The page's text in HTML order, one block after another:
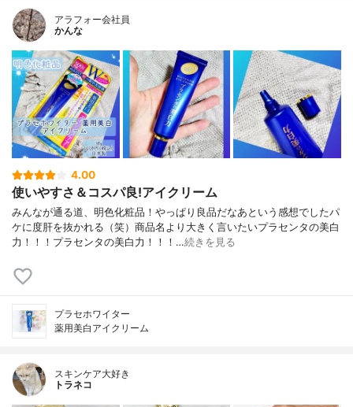
アラフォー会社員
かんな
4.00
使いやすさ＆コスパ良!アイクリーム
みんなが通る道、明色化粧品！やっぱり良品だなあという感想でしたパ
ケに度肝を抜かれる（笑）商品名より大きく言いたいプラセンタの美白
力！！！プラセンタの美白力！！！…続きを見る
プラセホワイター
薬用美白アイクリーム
スキンケア大好き
トラネコ